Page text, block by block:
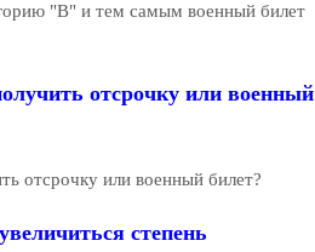
"В" и тем самым военный билет
отсрочку или военный
отсрочку или военный билет?
степень